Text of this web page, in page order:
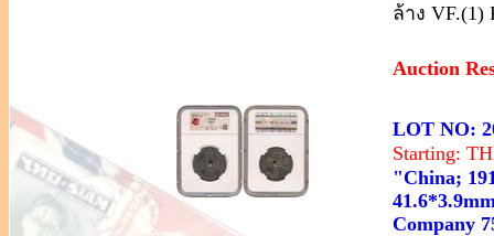
ล้าง VF.(1)
Auction
LOT NO:
Starting:
"China;
Company